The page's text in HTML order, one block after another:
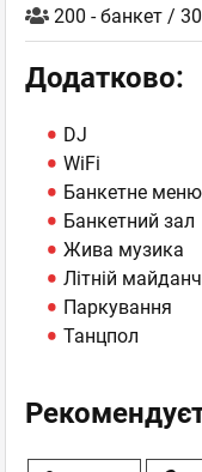
200 - банкет /
Додатково:
DJ
WiFi
Банкетне меню
Банкетний зал
Жива музика
Літній
Паркування
Танцпол